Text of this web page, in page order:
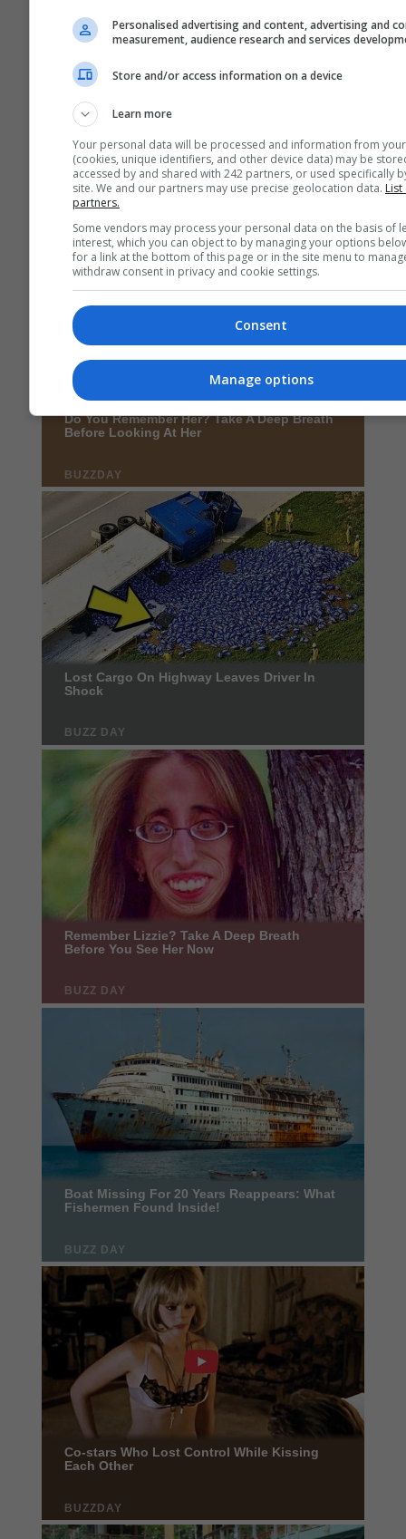
Personalised advertising and content, advertising and
measurement, audience research and services
Store and/or access information on a device
Learn more
Your personal data will be processed and information from
(cookies, unique identifiers, and other device data) may be
accessed by and shared with 242 partners, or used specifically
site. We and our partners may use precise geolocation data. List
partners.
Some vendors may process your personal data on the basis of
interest, which you can object to by managing your options
for a link at the bottom of this page or in the site menu to
withdraw consent in privacy and cookie settings.
Consent
Manage options